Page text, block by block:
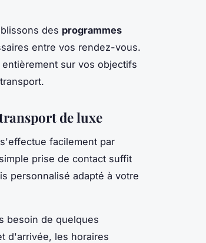
des programmes
entre vos rendez-vous.
sur vos objectifs
de luxe
facilement par
prise de contact suffit
personnalisé adapté à votre
besoin de quelques
d'arrivée, les horaires